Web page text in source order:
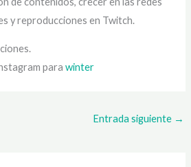
y reproducciones en Twitch.
parawinter
Entrada siguiente →